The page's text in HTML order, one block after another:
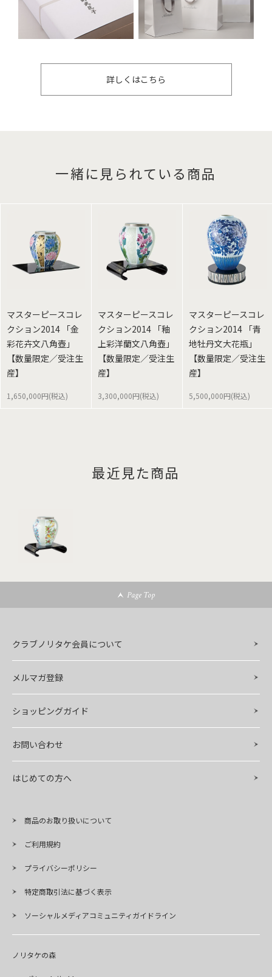
詳しくはこちら
一緒に見られている商品
マスターピースコレ
クション2014 「金
彩花卉文八角壺」
【数量限定／受注生
産】
1,650,000円(税込)
マスターピースコレ
クション2014 「釉
上彩洋蘭文八角壺」
【数量限定／受注生
産】
3,300,000円(税込)
マスターピースコレ
クション2014 「青
地牡丹文大花瓶」
【数量限定／受注生
産】
5,500,000円(税込)
最近見た商品
Page Top
クラブノリタケ会員について
メルマガ登録
ショッピングガイド
お問い合わせ
はじめての方へ
商品のお取り扱いについて
ご利用規約
プライバシーポリシー
特定商取引法に基づく表示
ソーシャルメディアコミュニティガイドライン
ノリタケの森